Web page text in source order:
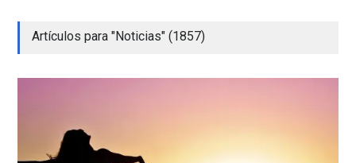
Artículos para "Noticias" (1857)